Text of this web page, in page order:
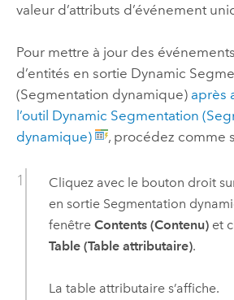
valeur d’attributs d’événement
Pour mettre à jour des
d’entités en sortie Dynamic
(Segmentation dynamique) après
l’outil Dynamic Segmentation
dynamique)
, procédez comme
Cliquez avec le bouton droit
en sortie Segmentation
fenêtre Contents (Contenu)et
Table (Table attributaire).
La table attributaire s’affiche.